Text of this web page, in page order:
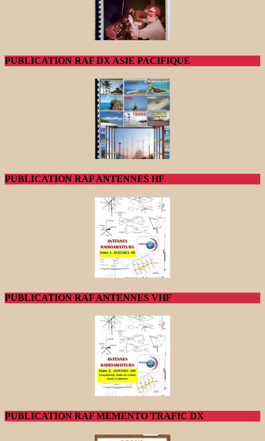
PUBLICATION RAF DX ASIE PACIFIQUE
PUBLICATION RAF ANTENNES HF
PUBLICATION RAF ANTENNES VHF
PUBLICATION RAF MEMENTO TRAFIC DX